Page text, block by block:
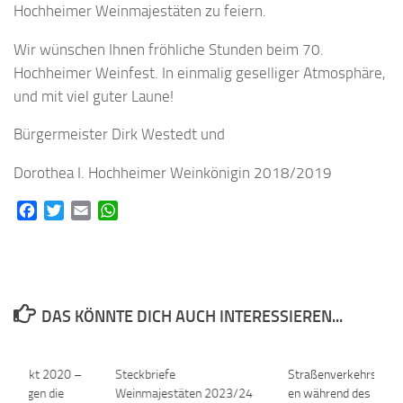
Hochheimer Weinmajestäten zu feiern.
Wir wünschen Ihnen fröhliche Stunden beim 70.
Hochheimer Weinfest. In einmalig geselliger Atmosphäre,
und mit viel guter Laune!
Bürgermeister Dirk Westedt und
Dorothea I. Hochheimer Weinkönigin 2018/2019
FacebookTwitterEmail
DAS KÖNNTE DICH AUCH INTERESSIEREN...
Steckbriefe
Weinmajestäten 2023/24
en während des
Markt 2020 –
gegen die